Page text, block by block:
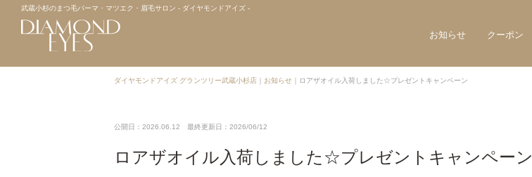
武蔵小杉のまつ毛パーマ・マツエク・眉毛サロン - ダイヤモンドアイズ -
お知らせ クーポン
ダイヤモンドアイズ グランツリー武蔵小杉店 お知らせ ロアザオイル入荷しました☆プレゼントキャンペーン
公開日：2026.06.12 最終更新日：2026/06/12
ロアザオイル入荷しました☆プレゼントキャンペーン